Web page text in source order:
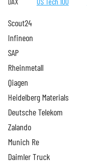
Scout24
Infineon
SAP
Rheinmetall
Qiagen
Heidelberg Materials
Deutsche Telekom
Zalando
Munich Re
Daimler Truck